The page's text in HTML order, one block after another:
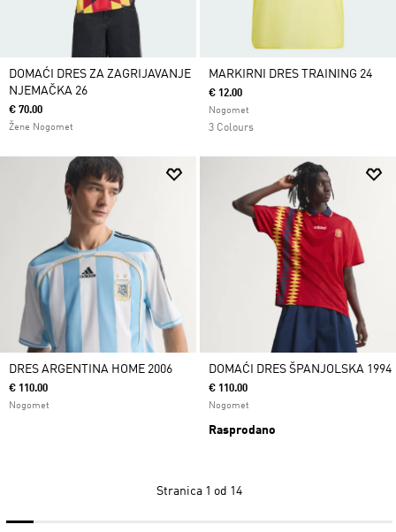
DOMAĆI DRES ZA ZAGRIJAVANJE
NJEMAČKA 26
€ 70.00
Žene Nogomet
MARKIRNI DRES TRAINING 24
€ 12.00
Nogomet
3 Colours
DRES ARGENTINA HOME 2006
€ 110.00
Nogomet
DOMAĆI DRES ŠPANJOLSKA 1994
€ 110.00
Nogomet
Rasprodano
Stranica 1 od 14